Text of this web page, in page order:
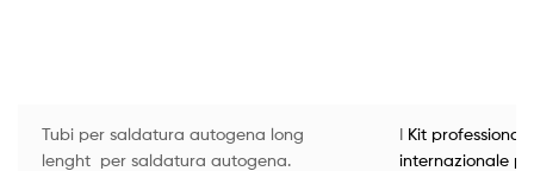
Tubi per saldatura autogena long
lenght per saldatura autogena.
I Kit
internazionale